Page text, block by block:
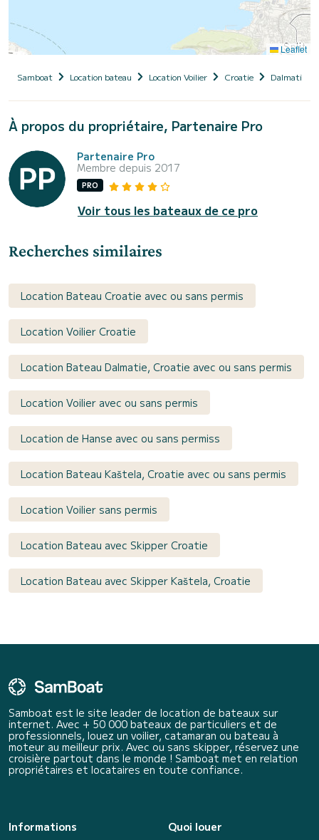
Leaflet
Samboat Location bateau Location Voilier Croatie Dalmatie
À propos du propriétaire, Partenaire Pro
Partenaire Pro
Membre depuis 2017
PRO
Voir tous les bateaux de ce pro
Recherches similaires
Location Bateau Croatie avec ou sans permis
Location Voilier Croatie
Location Bateau Dalmatie, Croatie avec ou sans permis
Location Voilier avec ou sans permis
Location de Hanse avec ou sans permiss
Location Bateau Kaštela, Croatie avec ou sans permis
Location Voilier sans permis
Location Bateau avec Skipper Croatie
Location Bateau avec Skipper Kaštela, Croatie
Samboat est le site leader de location de bateaux sur
internet. Avec + 50 000 bateaux de particuliers et de
professionnels, louez un voilier, catamaran ou bateau à
moteur au meilleur prix. Avec ou sans skipper, réservez une
croisière partout dans le monde ! Samboat met en relation
propriétaires et locataires en toute confiance.
Informations
Quoi louer